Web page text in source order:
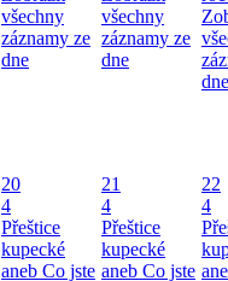
všechny
záznamy ze
dne
všechny
záznamy ze
dne
dne
20
4
Přeštice
kupecké
aneb Co jste
21
4
Přeštice
kupecké
aneb Co jste
22
4